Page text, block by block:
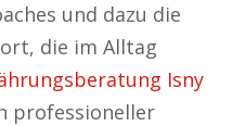
und dazu die
die im Alltag
Isny
professioneller